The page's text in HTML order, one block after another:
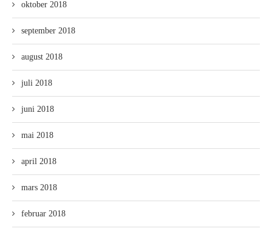
oktober 2018
september 2018
august 2018
juli 2018
juni 2018
mai 2018
april 2018
mars 2018
februar 2018